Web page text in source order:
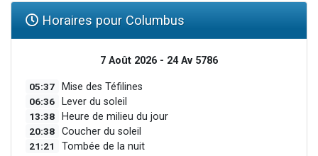
Horaires pour Columbus
7 Août 2026 - 24 Av 5786
05:37 Mise des Téfilines
06:36 Lever du soleil
13:38 Heure de milieu du jour
20:38 Coucher du soleil
21:21 Tombée de la nuit